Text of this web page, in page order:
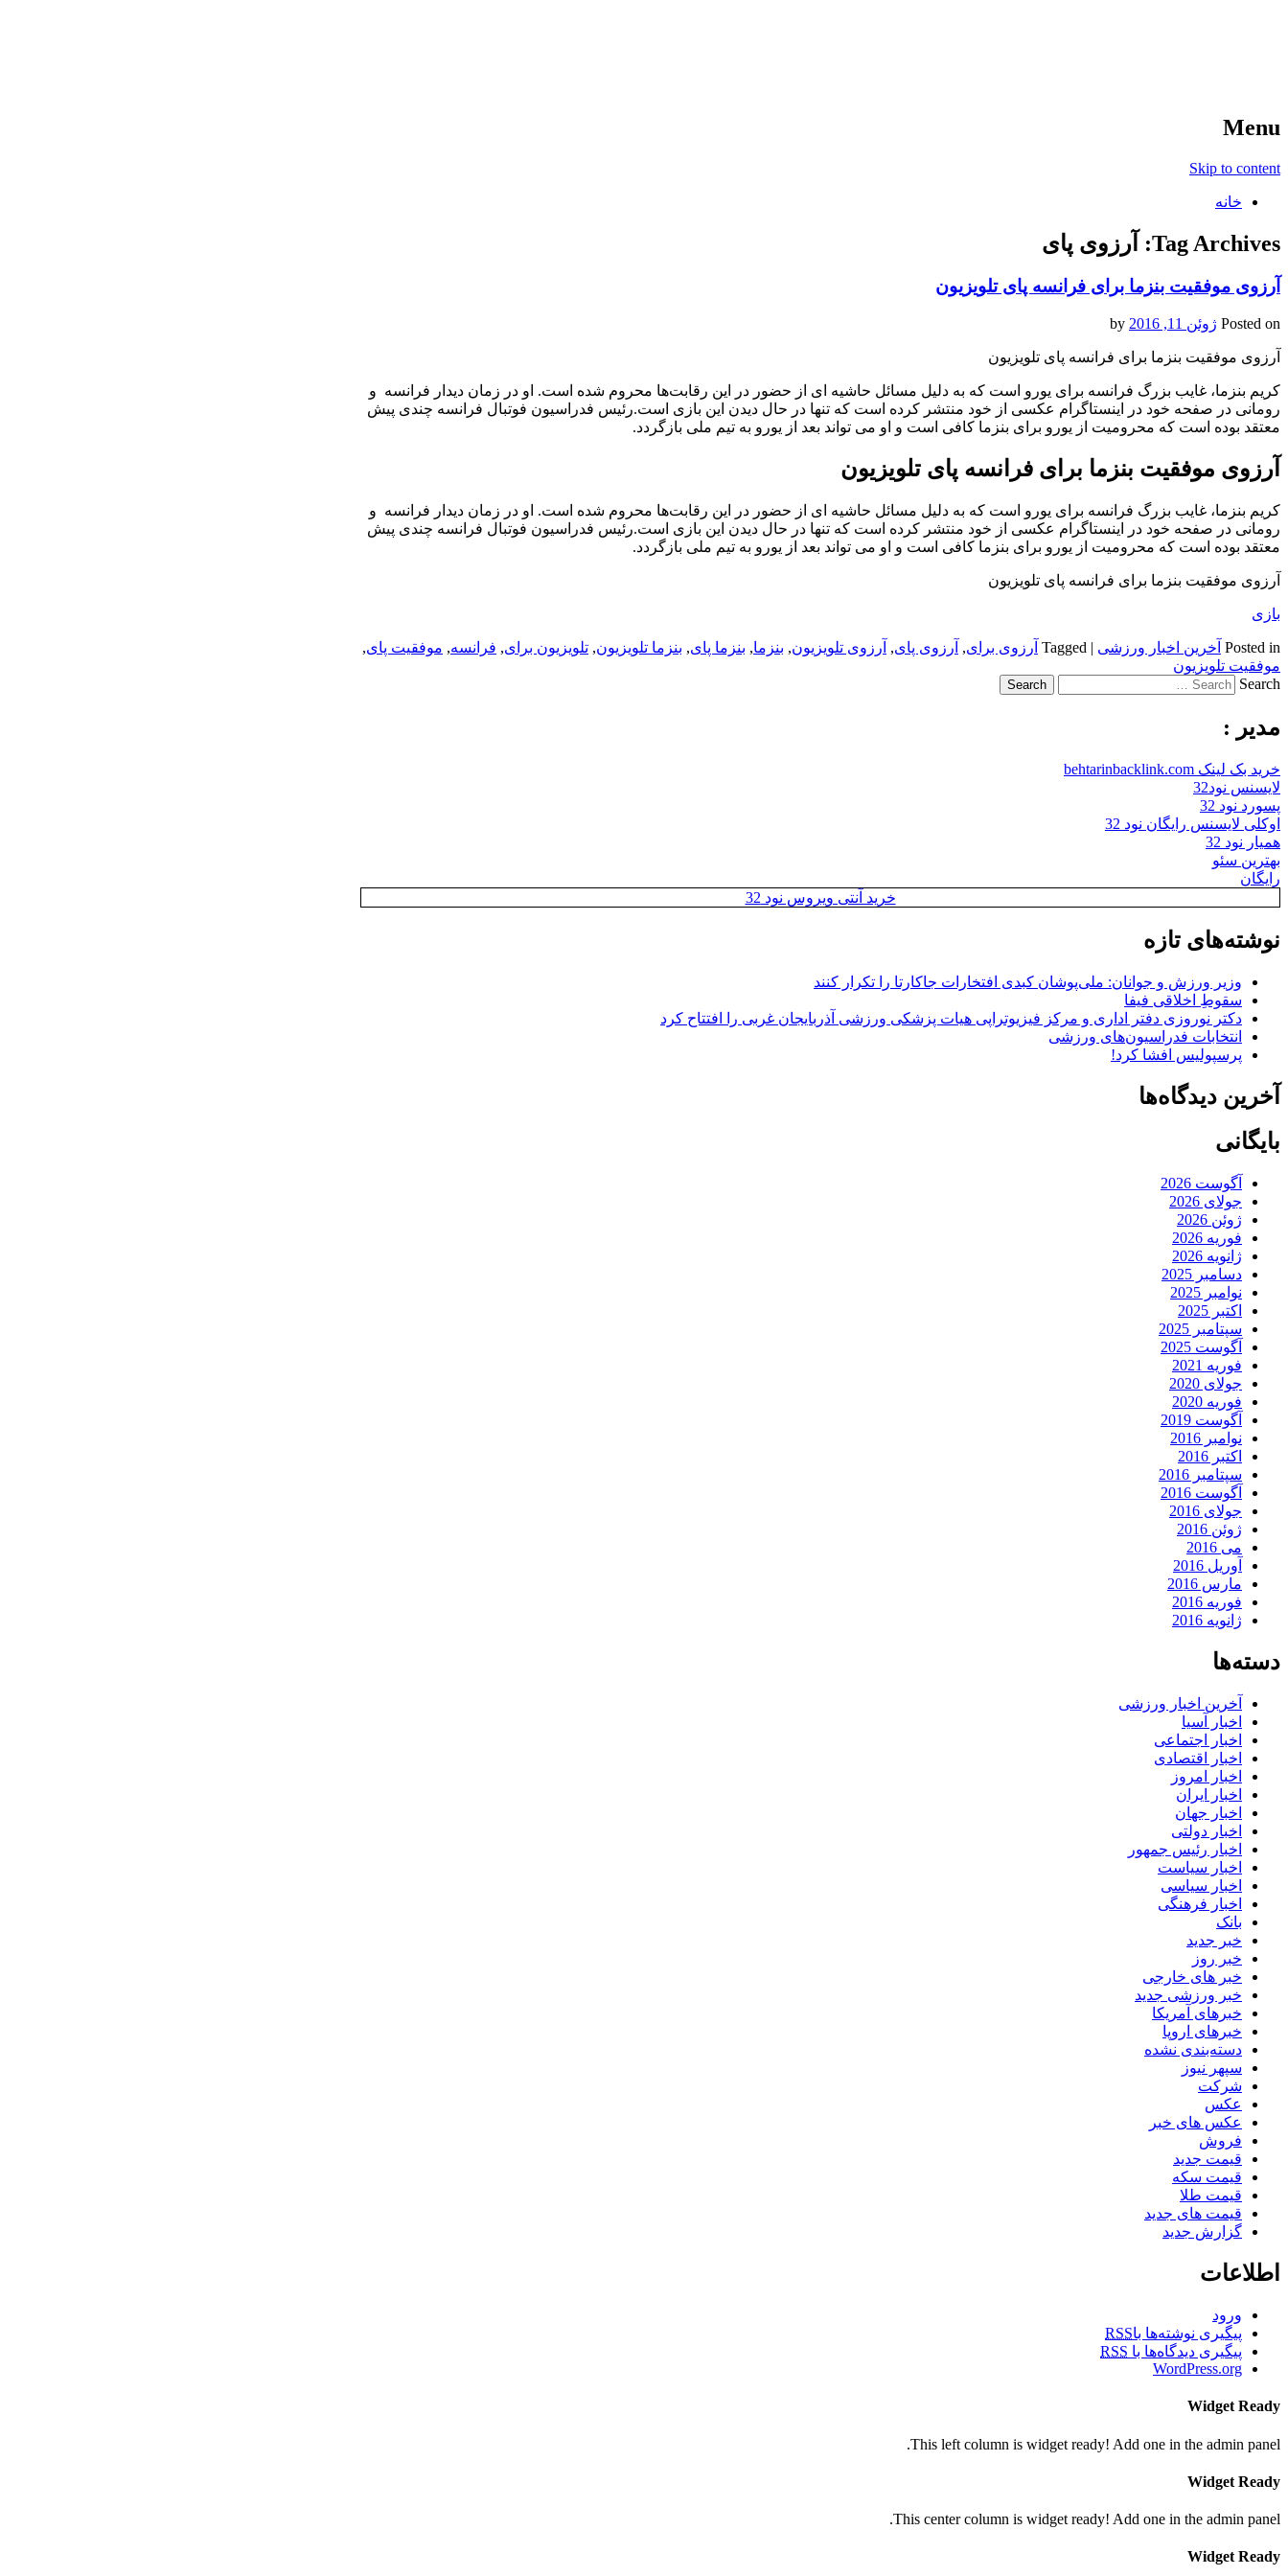
Menu
Skip to content
خانه
Tag Archives: آرزوی پای
آرزوی موفقیت بنزما برای فرانسه پای تلویزیون
Posted on ژوئن 11, 2016
آرزوی موفقیت بنزما برای فرانسه پای تلویزیون
کریم بنزما، غایب بزرگ فرانسه برای یورو است که به دلیل مسائل حاشیه ای از حضور در این رقابت‌ها محروم شده است. او در زمان دیدار فرانسه و
رومانی در صفحه خود در اینستاگرام عکسی از خود منتشر کرده است که تنها در حال دیدن این بازی است.رئیس فدراسیون فوتبال فرانسه چندی پیش
معتقد بوده است که محرومیت از یورو برای بنزما کافی است و او می تواند بعد از یورو به تیم ملی بازگردد.
آرزوی موفقیت بنزما برای فرانسه پای تلویزیون
کریم بنزما، غایب بزرگ فرانسه برای یورو است که به دلیل مسائل حاشیه ای از حضور در این رقابت‌ها محروم شده است. او در زمان دیدار فرانسه و
رومانی در صفحه خود در اینستاگرام عکسی از خود منتشر کرده است که تنها در حال دیدن این بازی است.رئیس فدراسیون فوتبال فرانسه چندی پیش
معتقد بوده است که محرومیت از یورو برای بنزما کافی است و او می تواند بعد از یورو به تیم ملی بازگردد.
آرزوی موفقیت بنزما برای فرانسه پای تلویزیون
بازی
Posted in آخرین اخبار ورزشی |
Tagged آرزوی برای, آرزوی پای, آرزوی تلویزیون, بنزما, بنزما پای, بنزما تلویزیون, تلویزیون برای, فرانسه, موفقیت پای,
موفقیت تلویزیون
Search
مدیر :
خرید بک لینک behtarinbacklink.com
لایسنس نود32
پسورد نود 32
اوکلی لایسنس رایگان نود 32
همیار نود 32
بهترین سئو
رایگان
خرید آنتی ویروس نود 32
نوشته‌های تازه
وزیر ورزش و جوانان: ملی‌پوشان کبدی افتخارات جاکارتا را تکرار کنند
سقوطِ اخلاقی فیفا
دکتر نوروزی دفتر اداری و مرکز فیزیوتراپی هیات پزشکی ورزشی آذربایجان غربی را افتتاح کرد
انتخابات فدراسیون‌های ورزشی
پرسپولیس افشا کرد!
آخرین دیدگاه‌ها
بایگانی
آگوست 2026
جولای 2026
ژوئن 2026
فوریه 2026
ژانویه 2026
دسامبر 2025
نوامبر 2025
اکتبر 2025
سپتامبر 2025
آگوست 2025
فوریه 2021
جولای 2020
فوریه 2020
آگوست 2019
نوامبر 2016
اکتبر 2016
سپتامبر 2016
آگوست 2016
جولای 2016
ژوئن 2016
می 2016
آوریل 2016
مارس 2016
فوریه 2016
ژانویه 2016
دسته‌ها
آخرین اخبار ورزشی
اخبار آسیا
اخبار اجتماعی
اخبار اقتصادی
اخبار امروز
اخبار ایران
اخبار جهان
اخبار دولتی
اخبار رئیس جمهور
اخبار سیاست
اخبار سیاسی
اخبار فرهنگی
بانک
خبر جدید
خبر روز
خبر های خارجی
خبر ورزشی جدید
خبرهای آمریکا
خبرهای اروپا
دسته‌بندی نشده
سپهر نیوز
شرکت
عکس
عکس های خبر
فروش
قیمت جدید
قیمت سکه
قیمت طلا
قیمت های جدید
گزارش جدید
اطلاعات
ورود
پیگیری نوشته‌ها باRSS
پیگیری دیدگاه‌ها با RSS
WordPress.org
Widget Ready
This left column is widget ready! Add one in the admin panel.
Widget Ready
This center column is widget ready! Add one in the admin panel.
Widget Ready